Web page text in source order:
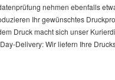
nehmen ebenfalls
Ihr gewünschtes
Druck macht sich unser
Delivery: Wir liefern Ihre